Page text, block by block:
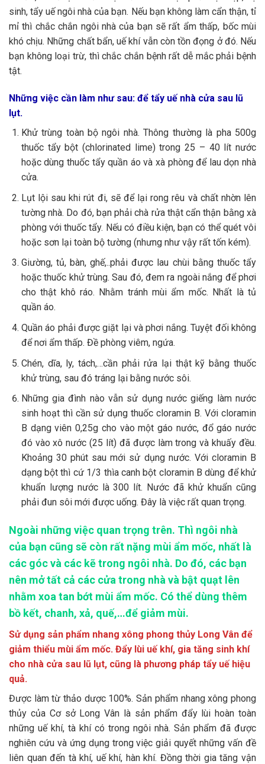
sinh, tẩy uế ngôi nhà của bạn. Nếu bạn không làm cẩn thận, tỉ
mỉ thì chắc chắn ngôi nhà của bạn sẽ rất ẩm thấp, bốc mùi
khó chịu. Những chất bẩn, uế khí vẫn còn tồn đọng ở đó. Nếu
bạn không loại trừ, thì chắc chắn bệnh rất dễ mắc phải bệnh
tật.
Những việc cần làm như sau: để tẩy uế nhà cửa sau lũ
lụt.
Khử trùng toàn bộ ngôi nhà. Thông thường là pha 500g
thuốc tẩy bột (chlorinated lime) trong 25 – 40 lít nước
hoặc dùng thuốc tẩy quần áo và xà phòng để lau dọn nhà
cửa.
Lụt lội sau khi rút đi, sẽ để lại rong rêu và chất nhờn lên
tường nhà. Do đó, bạn phải chà rửa thật cẩn thận bằng xà
phòng với thuốc tẩy. Nếu có điều kiện, bạn có thể quét vôi
hoặc sơn lại toàn bộ tường (nhưng như vậy rất tốn kém).
Giường, tủ, bàn, ghế,..phải được lau chùi bằng thuốc tẩy
hoặc thuốc khử trùng. Sau đó, đem ra ngoài nắng để phơi
cho thật khô ráo. Nhằm tránh mùi ẩm mốc. Nhất là tủ
quần áo.
Quần áo phải được giặt lại và phơi nắng. Tuyệt đối không
để nơi ẩm thấp. Đề phòng viêm, ngứa.
Chén, dĩa, ly, tách,…cần phải rửa lại thật kỹ bằng thuốc
khử trùng, sau đó tráng lại bằng nước sôi.
Những gia đình nào vẫn sử dụng nước giếng làm nước
sinh hoạt thì cần sử dụng thuốc cloramin B. Với cloramin
B dạng viên 0,25g cho vào một gáo nước, đổ gáo nước
đó vào xô nước (25 lít) đã được làm trong và khuấy đều.
Khoảng 30 phút sau mới sử dụng nước. Với cloramin B
dạng bột thì cứ 1/3 thìa canh bột cloramin B dùng để khử
khuẩn lượng nước là 300 lít. Nước đã khử khuẩn cũng
phải đun sôi mới được uống. Đây là việc rất quan trọng.
Ngoài những việc quan trọng trên. Thì ngôi nhà
của bạn cũng sẽ còn rất nặng mùi ẩm mốc, nhất là
các góc và các kẽ trong ngôi nhà. Do đó, các bạn
nên mở tất cả các cửa trong nhà và bật quạt lên
nhằm xoa tan bớt mùi ẩm mốc. Có thể dùng thêm
bồ kết, chanh, xả, quế,…để giảm mùi.
Sử dụng sản phẩm nhang xông phong thủy Long Vân để
giảm thiểu mùi ẩm mốc. Đẩy lùi uế khí, gia tăng sinh khí
cho nhà cửa sau lũ lụt, cũng là phương pháp tẩy uế hiệu
quả.
Được làm từ thảo dược 100%. Sản phẩm nhang xông phong
thủy của Cơ sở Long Vân là sản phẩm đẩy lùi hoàn toàn
những uế khí, tà khí có trong ngôi nhà. Sản phẩm đã được
nghiên cứu và ứng dụng trong việc giải quyết những vấn đề
liên quan đến tà khí, uế khí, hàn khí. Đồng thời gia tăng vận